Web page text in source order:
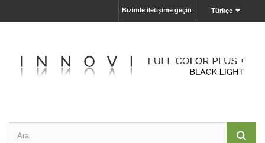
Türkçe
Bizimle iletişime geçin